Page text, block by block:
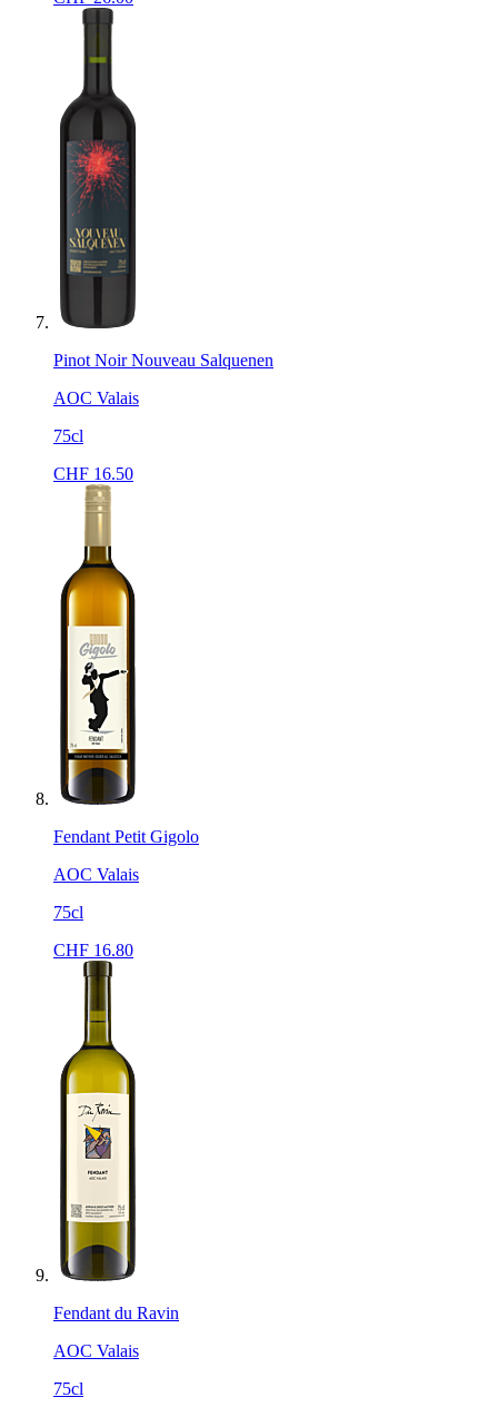
Pinot Noir Nouveau Salquenen
AOC Valais
75cl
CHF 16.50
Fendant Petit Gigolo
AOC Valais
75cl
CHF 16.80
Fendant du Ravin
AOC Valais
75cl